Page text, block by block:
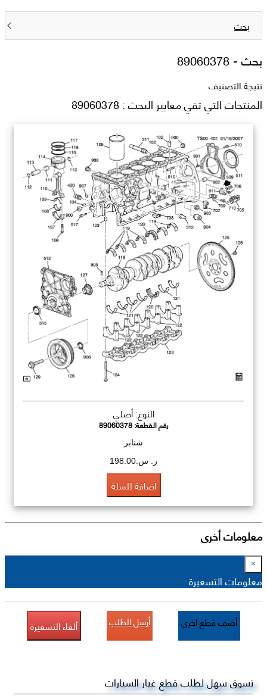
بحث
بحث -89060378
نتيجة التصنيف
المنتجات التي تفي معايير البحث : 89060378
النوع: أصلي
رقم القطعة:89060378
شنابر
ر. س.198.00
اضافة للسلة
معلومات أخرى
×
معلومات التسعيرة
أضف قطع اخرى أرسل الطلب ألغاء التسعيرة
تسوق سهل لطلب قطع غيار السيارات